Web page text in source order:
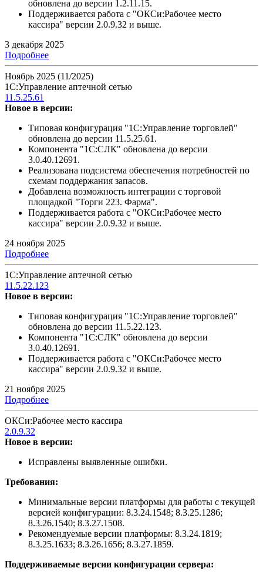
обновлена до версии 1.2.11.15.
Поддерживается работа с "ОКСи:Рабочее место
кассира" версии 2.0.9.32 и выше.
3 декабря 2025
Подробнее
Ноябрь 2025 (11/2025)
1С:Управление аптечной сетью
11.5.25.61
Новое в версии:
Типовая конфигурация "1С:Управление торговлей"
обновлена до версии 11.5.25.61.
Компонента "1С:СЛК" обновлена до версии
3.0.40.12691.
Реализована подсистема обеспечения потребностей по
схемам поддержания запасов.
Добавлена возможность интеграции с торговой
площадкой "Торги 223. Фарма".
Поддерживается работа с "ОКСи:Рабочее место
кассира" версии 2.0.9.32 и выше.
24 ноября 2025
Подробнее
1С:Управление аптечной сетью
11.5.22.123
Новое в версии:
Типовая конфигурация "1С:Управление торговлей"
обновлена до версии 11.5.22.123.
Компонента "1С:СЛК" обновлена до версии
3.0.40.12691.
Поддерживается работа с "ОКСи:Рабочее место
кассира" версии 2.0.9.32 и выше.
21 ноября 2025
Подробнее
ОКСи:Рабочее место кассира
2.0.9.32
Новое в версии:
Исправлены выявленные ошибки.
Требования:
Минимальные версии платформы для работы с текущей
версией конфигурации: 8.3.24.1548; 8.3.25.1286;
8.3.26.1540; 8.3.27.1508.
Рекомендуемые версии платформы: 8.3.24.1819;
8.3.25.1633; 8.3.26.1656; 8.3.27.1859.
Поддерживаемые версии конфигурации сервера: